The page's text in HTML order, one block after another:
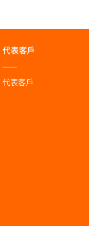
代表客戶
代表客戶